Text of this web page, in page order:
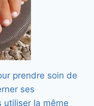
prendre soin de
ses
utiliser la même